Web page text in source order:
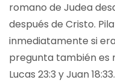
romano de Judea
después de Cristo.
inmediatamente si era
pregunta también es
Lucas 23:3 y Juan